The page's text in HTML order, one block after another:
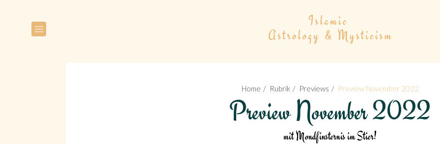
Home Rubrik Previews Preview November 2022
Preview November 2022
mit Mondfinsternis im Stier!